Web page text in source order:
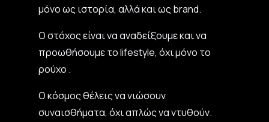
μόνο ως ιστορία, αλλά και ως brand.
Ο στόχος είναι να αναδείξουμε και να
προωθήσουμε το lifestyle, όχι μόνο το
ρούχο .
Ο κόσμος θέλεις να νιώσουν
συναισθήματα, όχι απλώς να ντυθούν.